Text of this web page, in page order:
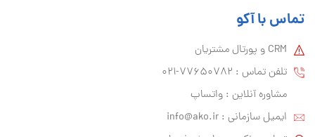
تماس با آکو
CRM و پورتال مشتریان
تلفن تماس :‌ 77650782-021
مشاوره آنلاین : واتساپ
ایمیل سازمانی :‌ info@ako.ir